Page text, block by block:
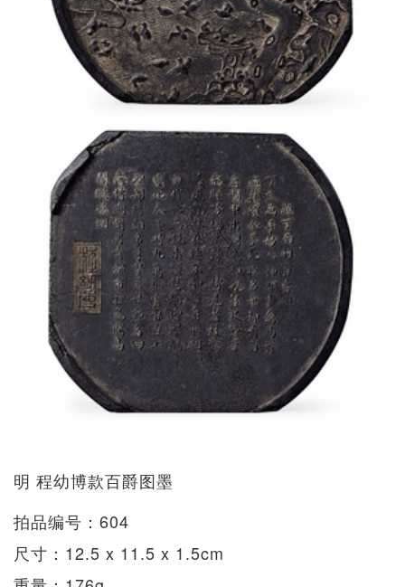
明 程幼博款百爵图墨
拍品编号：604
尺寸：12.5 x 11.5 x 1.5cm